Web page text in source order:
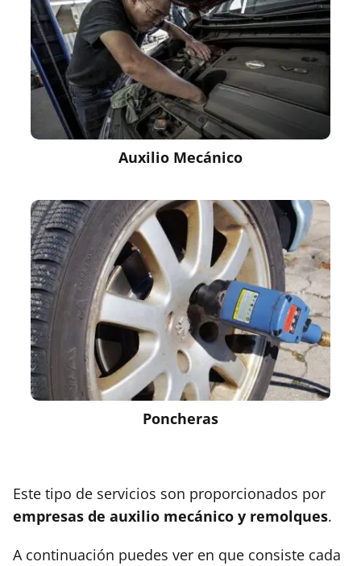
Auxilio Mecánico
Poncheras
Este tipo de servicios son proporcionados por
empresas de auxilio mecánico y remolques.
A continuación puedes ver en que consiste cada